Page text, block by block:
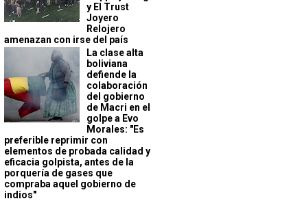
y El Trust
Joyero
Relojero
amenazan con irse del país
La clase alta
boliviana
defiende la
colaboración
del gobierno
de Macri en el
golpe a Evo
Morales: "Es
preferible reprimir con
elementos de probada calidad y
eficacia golpista, antes de la
porquería de gases que
compraba aquel gobierno de
indios"